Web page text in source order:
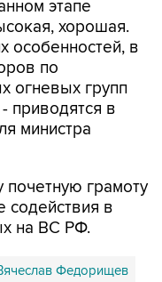
этапе
хорошая.
особенностей, в
по
огневых групп
приводятся в
министра
почетную грамоту
в
на ВС РФ.
Федорищев